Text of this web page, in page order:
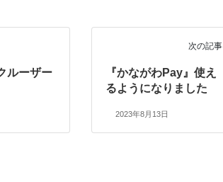
ルーザー
次の記事
『かながわPay』使え
るようになりました
2023年8月13日